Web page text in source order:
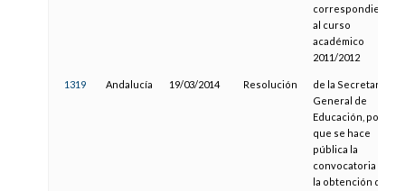
correspondientes
al curso
académico
2011/2012
1319 Andalucía 19/03/2014 Resolución
de la Secretaría
General de
Educación, por la
que se hace
pública la
convocatoria para
la obtención de